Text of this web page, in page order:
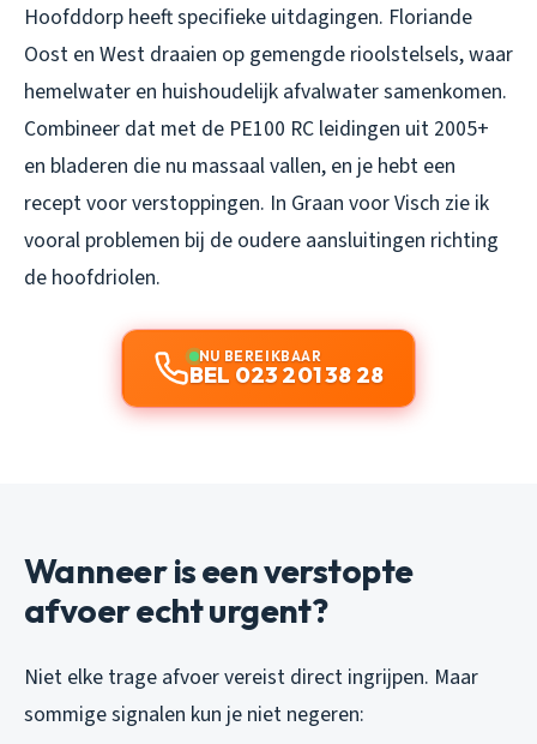
Hoofddorp heeft specifieke uitdagingen. Floriande
Oost en West draaien op gemengde rioolstelsels, waar
hemelwater en huishoudelijk afvalwater samenkomen.
Combineer dat met de PE100 RC leidingen uit 2005+
en bladeren die nu massaal vallen, en je hebt een
recept voor verstoppingen. In Graan voor Visch zie ik
vooral problemen bij de oudere aansluitingen richting
de hoofdriolen.
NU BEREIKBAAR
BEL 023 201 38 28
Wanneer is een verstopte
afvoer echt urgent?
Niet elke trage afvoer vereist direct ingrijpen. Maar
sommige signalen kun je niet negeren: